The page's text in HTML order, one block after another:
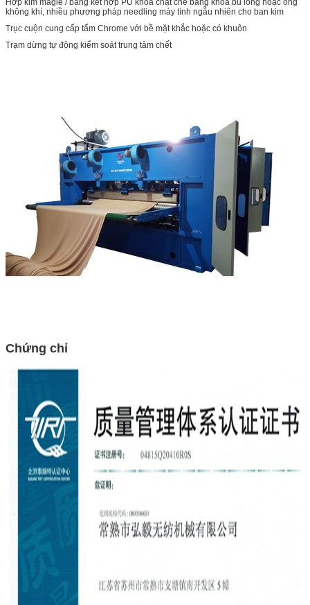
Hợp kim magiê / bảng kết hợp PU khóa chặt chẽ bằng khóa bu lông hoặc ống
không khí, nhiều phương pháp needling máy tính ngẫu nhiên cho ban kim
Trục cuộn cung cấp tấm Chrome với bề mặt khắc hoặc có khuôn
Trạm dừng tự động kiểm soát trung tâm chết
Chứng chỉ